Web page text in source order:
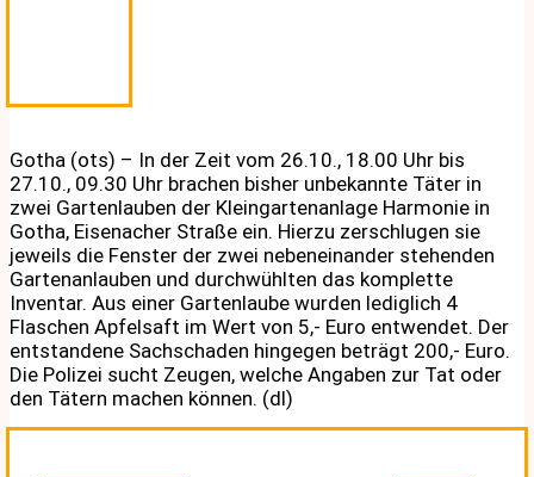
Gotha (ots) – In der Zeit vom 26.10., 18.00 Uhr bis
27.10., 09.30 Uhr brachen bisher unbekannte Täter in
zwei Gartenlauben der Kleingartenanlage Harmonie in
Gotha, Eisenacher Straße ein. Hierzu zerschlugen sie
jeweils die Fenster der zwei nebeneinander stehenden
Gartenanlauben und durchwühlten das komplette
Inventar. Aus einer Gartenlaube wurden lediglich 4
Flaschen Apfelsaft im Wert von 5,- Euro entwendet. Der
entstandene Sachschaden hingegen beträgt 200,- Euro.
Die Polizei sucht Zeugen, welche Angaben zur Tat oder
den Tätern machen können. (dl)